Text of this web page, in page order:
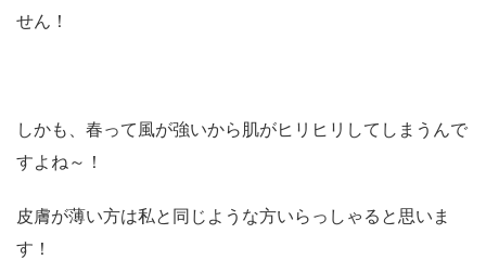
せん！
しかも、春って風が強いから肌がヒリヒリしてしまうんで
すよね～！
皮膚が薄い方は私と同じような方いらっしゃると思いま
す！